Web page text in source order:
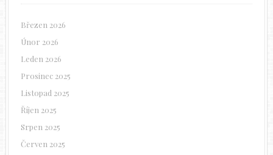
Březen 2026
Únor 2026
Leden 2026
Prosinec 2025
Listopad 2025
Říjen 2025
Srpen 2025
Červen 2025